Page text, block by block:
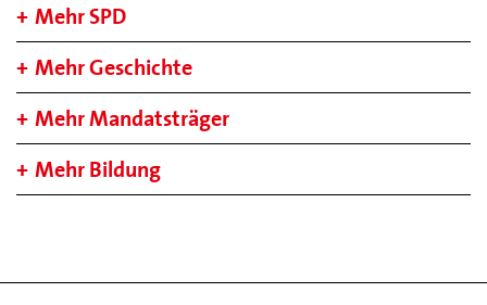
Mehr SPD
Mehr Geschichte
Mehr Mandatsträger
Mehr Bildung